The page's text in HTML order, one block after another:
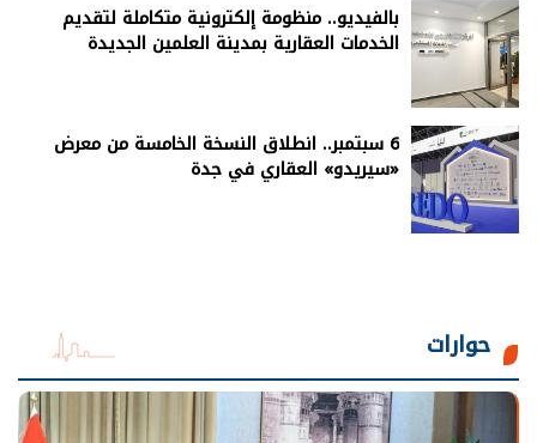
بالفيديو.. منظومة إلكترونية متكاملة لتقديم
الخدمات العقارية بمدينة العلمين الجديدة
6 سبتمبر.. انطلاق النسخة الخامسة من معرض
«سيريدو» العقاري في جدة
حوارات